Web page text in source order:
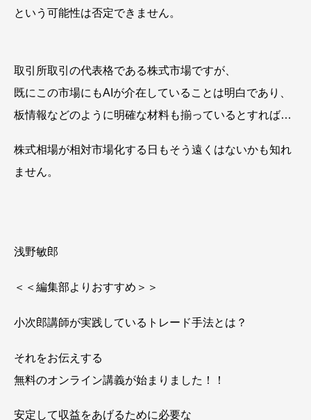
という可能性は否定できません。
取引所取引の代表格である株式市場ですが、
既にこの市場にもAIが介在していることは明白であり、
板情報などのように明確な材料も揃っているとすれば…
株式相場が相対市場化する日もそう遠くはないかも知れ
ません。
浅野敏郎
＜＜編集部よりおすすめ＞＞
小次郎講師が実践しているトレード手法とは？
それをお伝えする
無料のオンライン講義が始まりました！！
安定して収益をあげるために必要な